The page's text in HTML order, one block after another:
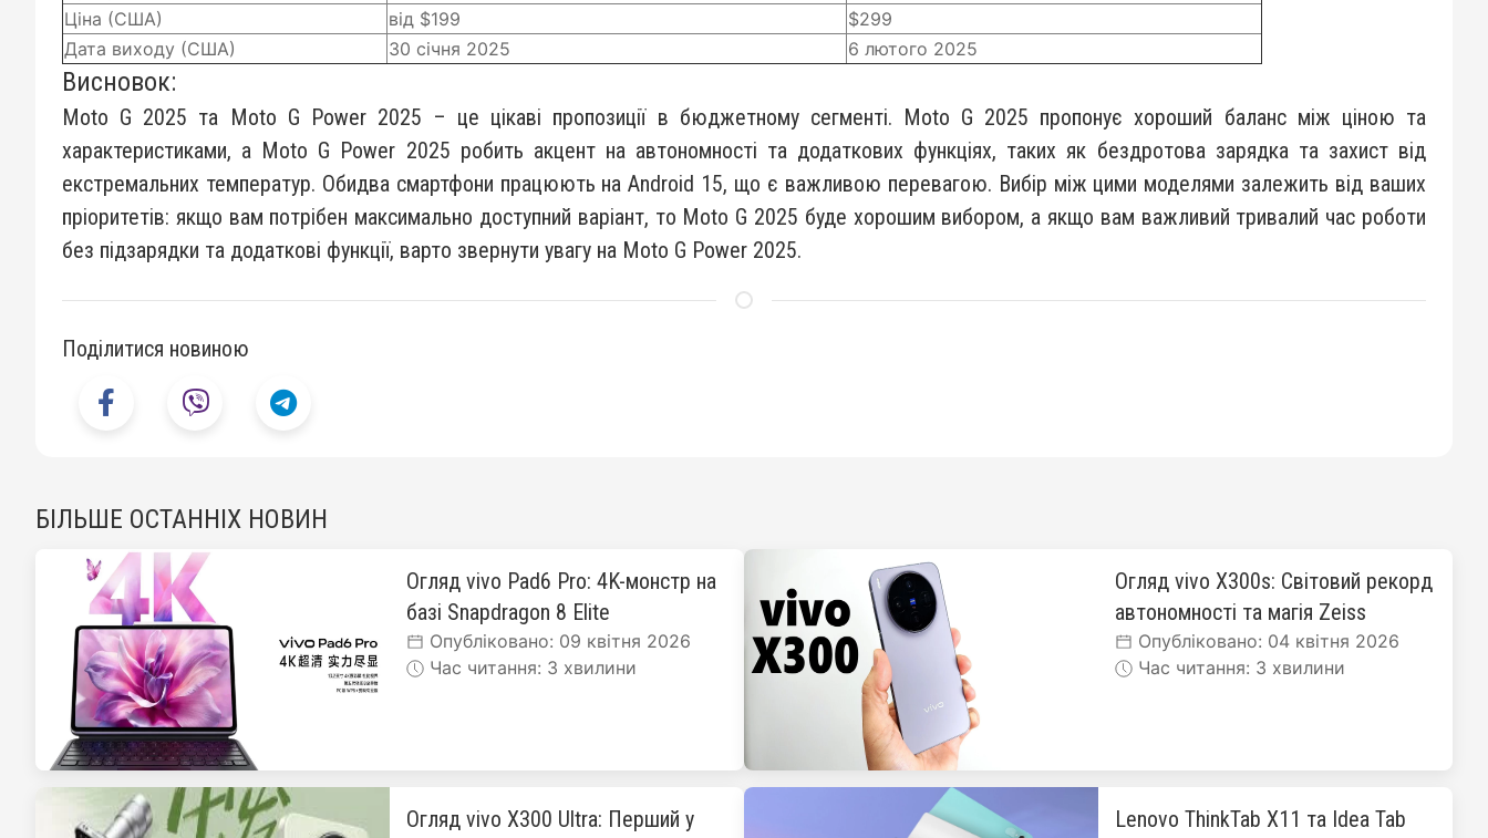
Ціна (США)
від $199
$299
Дата виходу (США)
30 січня 2025 6 лютого 2025
Висновок:
Moto G 2025 та Moto G Power 2025 – це цікаві пропозиції в бюджетному сегменті. Moto G 2025 пропонує хороший баланс між ціною та
характеристиками, а Moto G Power 2025 робить акцент на автономності та додаткових функціях, таких як бездротова зарядка та захист від
екстремальних температур. Обидва смартфони працюють на Android 15, що є важливою перевагою. Вибір між цими моделями залежить від ваших
пріоритетів: якщо вам потрібен максимально доступний варіант, то Moto G 2025 буде хорошим вибором, а якщо вам важливий тривалий час роботи
без підзарядки та додаткові функції, варто звернути увагу на Moto G Power 2025.
Поділитися новиною
БІЛЬШЕ ОСТАННІХ НОВИН
Огляд vivo Pad6 Pro: 4K-монстр на
базі Snapdragon 8 Elite
Опубліковано: 09 квітня 2026
Час читання: 3 хвилини
Огляд vivo X300s: Світовий рекорд
автономності та магія Zeiss
Опубліковано: 04 квітня 2026
Час читання: 3 хвилини
Огляд vivo X300 Ultra: Перший у
Lenovo ThinkTab X11 та Idea Tab